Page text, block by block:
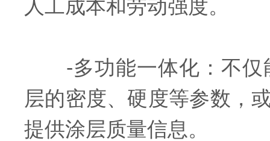
人工成本和劳动强度。
-多功能一体化：不仅
层的密度、硬度等参数，
提供涂层质量信息。